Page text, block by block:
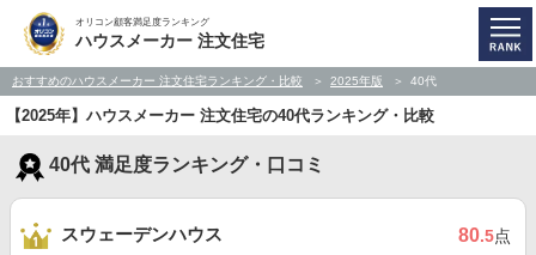
オリコン顧客満足度ランキング
ハウスメーカー 注文住宅
おすすめのハウスメーカー 注文住宅ランキング・比較 2025年版 40代
【2025年】ハウスメーカー 注文住宅の40代ランキング・比較
40代 満足度ランキング・口コミ
スウェーデンハウス 80.5点